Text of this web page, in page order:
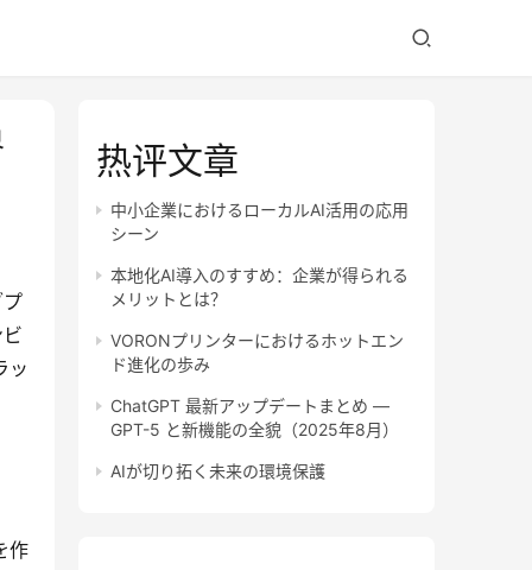
ッ
作
热评文章
中小企業におけるローカルAI活用の応用
シーン
本地化AI導入のすすめ：企業が得られる
メリットとは？
VORONプリンターにおけるホットエン
ド進化の歩み
ChatGPT 最新アップデートまとめ —
GPT-5 と新機能の全貌（2025年8月）
AIが切り拓く未来の環境保護